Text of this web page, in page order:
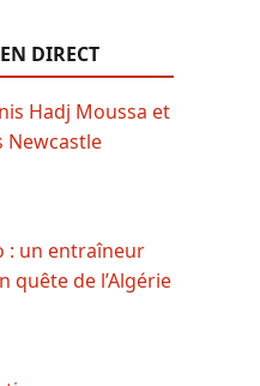
DIRECT
Hadj Moussa et
Newcastle
: un entraîneur
quête de l’Algérie